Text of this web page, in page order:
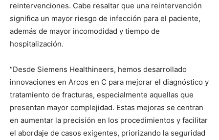
reintervenciones. Cabe resaltar que una reintervención
significa un mayor riesgo de infección para el paciente,
además de mayor incomodidad y tiempo de
hospitalización.
“Desde Siemens Healthineers, hemos desarrollado
innovaciones en Arcos en C para mejorar el diagnóstico y
tratamiento de fracturas, especialmente aquellas que
presentan mayor complejidad. Estas mejoras se centran
en aumentar la precisión en los procedimientos y facilitar
el abordaje de casos exigentes, priorizando la seguridad